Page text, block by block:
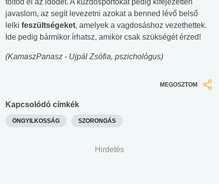
töltöd el az idődet. A küzdősportokat pedig kifejezetten
javaslom, az segít levezetni azokat a benned lévő belső
lelki feszültségeket, amelyek a vagdosáshoz vezethettek.
Ide pedig bármikor írhatsz, amikor csak szükségét érzed!
(KamaszPanasz - Ujpál Zsófia, pszichológus)
MEGOSZTOM
Kapcsolódó címkék
ÖNGYILKOSSÁG SZORONGÁS
Hirdetés